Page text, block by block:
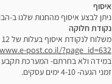
איסוף
ניתן לבצע איסוף מהחנות שלנו ב-הבונים 3 רמת גן בימים א'-ה' בין
נקודת חלוקה
משלוח לנקודת איסוף בעלות של 12 ש"ח- המשלוח יגיע לנקודת חלוקה לבחירתכם בקישור הזה:
post.co.il/?page_id=632
במידה ולא בחרתם- המערכת תקבע
זמני הגעה- 4-10 ימים עסקים.